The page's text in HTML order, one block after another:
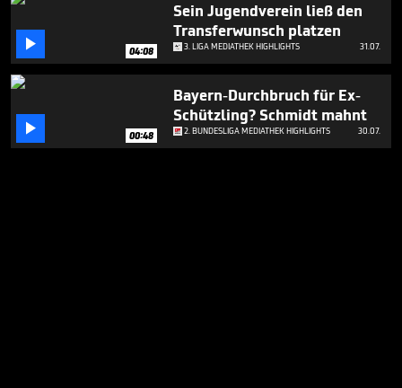
 04:08
Sein Jugendverein ließ den
Transferwunsch platzen
3. LIGA MEDIATHEK HIGHLIGHTS 31.07.
 00:48
Bayern-Durchbruch für Ex-
Schützling? Schmidt mahnt
2. BUNDESLIGA MEDIATHEK HIGHLIGHTS 30.07.